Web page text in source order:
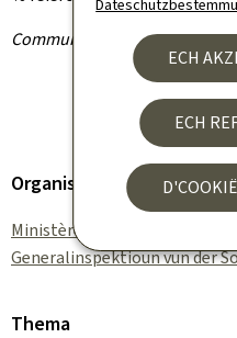
ECH
ECH
Communiqué vum Ministère
Organisatioun
Ministère fir Gesondheet a
Generalinspektioun vun der
Thema